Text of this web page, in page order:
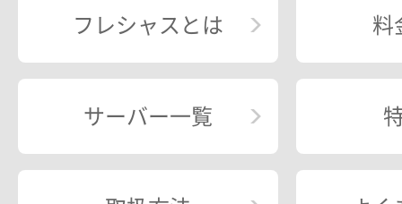
フレシャスとは 料
サーバー一覧